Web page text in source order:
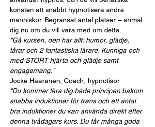
konsten att snabbt hypnotisera andra
människor. Begränsat antal platser – anmäl
dig nu om du vill vara med om detta.
"Gå kursen, den har allt: humor, glädje,
tårar och 2 fantastiska lärare. Kunniga och
med STORT hjärta och glädje samt
engagemang."
Jocke Haaranen, Coach, hypnotisör
"Du kommer lära dig både principen bakom
snabba induktioner för trans och ett antal
bra induktioner du kan använda direkt efter
denna tvådagars kurs. Du får många goda